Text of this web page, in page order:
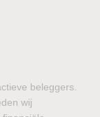
beleggers.
wij